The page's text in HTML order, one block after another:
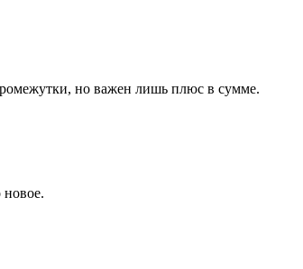
но важен лишь плюс в сумме.